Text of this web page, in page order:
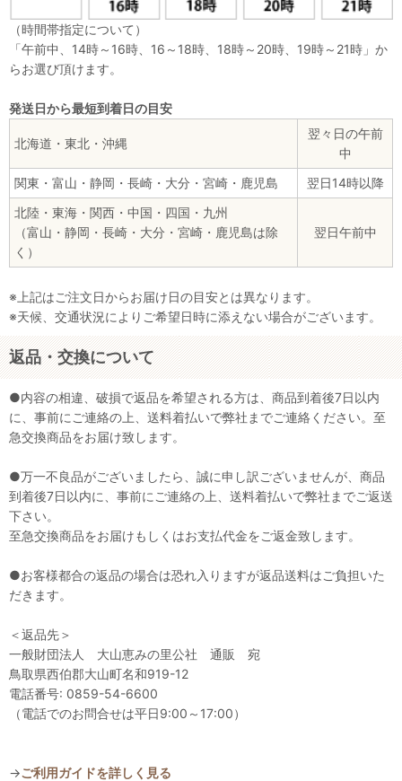
（時間帯指定について）
「午前中、14時～16時、16～18時、18時～20時、19時～21時」か
らお選び頂けます。
発送日から最短到着日の目安
北海道・東北・沖縄
翌々日の午前
中
関東・富山・静岡・長崎・大分・宮崎・鹿児島
翌日14時以降
北陸・東海・関西・中国・四国・九州
（富山・静岡・長崎・大分・宮崎・鹿児島は除
く）
翌日午前中
※上記はご注文日からお届け日の目安とは異なります。
※天候、交通状況によりご希望日時に添えない場合がございます。
返品・交換について
●内容の相違、破損で返品を希望される方は、商品到着後7日以内
に、事前にご連絡の上、送料着払いで弊社までご連絡ください。至
急交換商品をお届け致します。
●万一不良品がございましたら、誠に申し訳ございませんが、商品
到着後7日以内に、事前にご連絡の上、送料着払いで弊社までご返送
下さい。
至急交換商品をお届けもしくはお支払代金をご返金致します。
●お客様都合の返品の場合は恐れ入りますが返品送料はご負担いた
だきます。
＜返品先＞
一般財団法人 大山恵みの里公社 通販 宛
鳥取県西伯郡大山町名和919-12
電話番号: 0859-54-6600
（電話でのお問合せは平日9:00～17:00）
→ご利用ガイドを詳しく見る